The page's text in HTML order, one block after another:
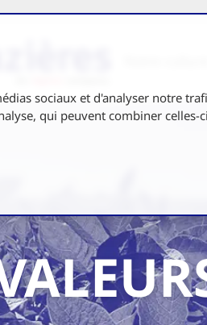
sociaux et d'analyser notre
qui peuvent combiner celles-